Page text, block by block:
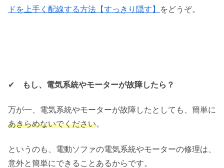
ドを上手く配線する方法【すっきり隠す】
をどうぞ。
✔︎ もし、電気系統やモーターが故障したら？
万が一、電気系統やモーターが故障したとしても、簡単に
あきらめないでください。
というのも、電動ソファの電気系統やモーターの修理は、
意外と簡単にできることあるからです。